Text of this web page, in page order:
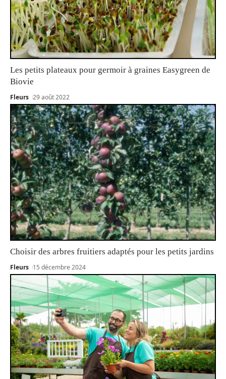
Les petits plateaux pour germoir à graines Easygreen de
Biovie
Fleurs 29 août 2022
Choisir des arbres fruitiers adaptés pour les petits jardins
Fleurs 15 décembre 2024